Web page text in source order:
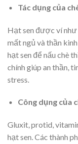
Tác dụng của
Hạt sen được ví
mất ngủ và thần
hạt sen để nấu chè
chính giúp an thần,
stress.
Công dụng của
Gluxit, protid,
hạt sen. Các thành